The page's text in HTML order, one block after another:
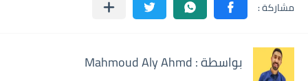
بواسطة : Mahmoud Aly Ahmd